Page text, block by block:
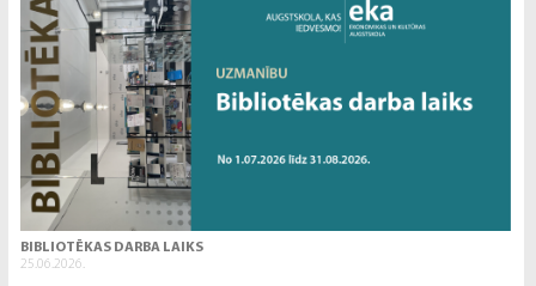
BIBLIOTĒKAS DARBA LAIKS
25.06.2026.